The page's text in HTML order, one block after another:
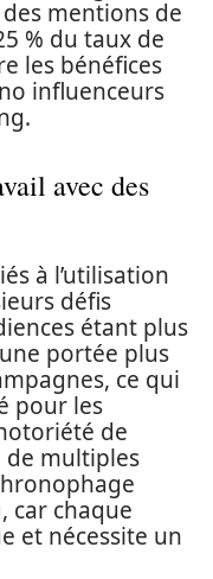
mentions de
% du taux de
les bénéfices
influenceurs
avec des
à l’utilisation
défis
étant plus
portée plus
ce qui
pour les
de
de multiples
car chaque
et nécessite un